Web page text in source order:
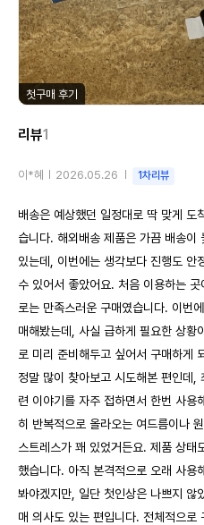
첫구매 후기
리뷰1
이*혜 2026.05.26 1차리뷰
배송은 예상했던 일정대로 딱 맞게 도
습니다. 해외배송 제품은 가끔 배송이
있는데, 이번에는 생각보다 진행도 안
수 있어서 좋았어요. 처음 이용하는
로는 만족스러운 구매였습니다. 이번
매해봤는데, 사실 급하게 필요한 상황
로 미리 준비해두고 싶어서 구매하게
정말 많이 찾아보고 시도해본 편인데,
련 이야기를 자주 접하면서 한번 사용
히 반복적으로 올라오는 여드름이나
스트레스가 꽤 있었거든요. 제품 상태
했습니다. 아직 본격적으로 오래 사용
봐야겠지만, 일단 첫인상은 나쁘지 않
매 의사도 있는 편입니다. 전체적으로